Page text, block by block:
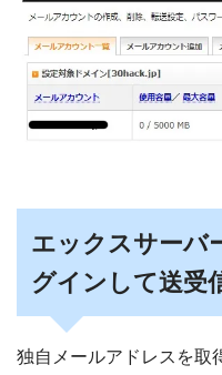
エックスサーバ
グインして送受
独自メールアドレスを取